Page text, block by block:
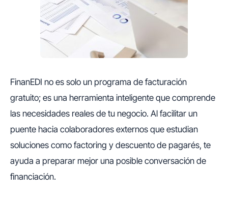
FinanEDI no es solo un programa de facturación
gratuito; es una herramienta inteligente que comprende
las necesidades reales de tu negocio. Al facilitar un
puente hacia colaboradores externos que estudian
soluciones como factoring y descuento de pagarés, te
ayuda a preparar mejor una posible conversación de
financiación.